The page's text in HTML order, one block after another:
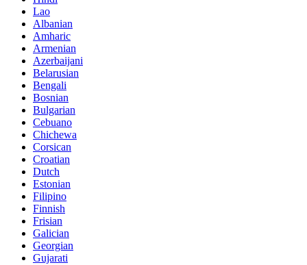
Lao
Albanian
Amharic
Armenian
Azerbaijani
Belarusian
Bengali
Bosnian
Bulgarian
Cebuano
Chichewa
Corsican
Croatian
Dutch
Estonian
Filipino
Finnish
Frisian
Galician
Georgian
Gujarati